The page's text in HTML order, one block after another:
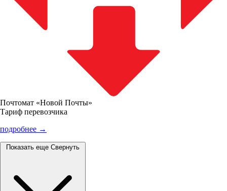
Почтомат «Новой Почты»
Тариф перевозчика
подробнее →
Показать еще Свернуть